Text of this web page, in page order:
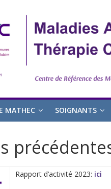
MATHEC SOIGNANTS
Rapport d’activité 2023: ici